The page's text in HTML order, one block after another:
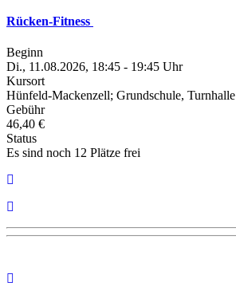
Rücken-Fitness
Beginn
Di., 11.08.2026, 18:45 - 19:45 Uhr
Kursort
Hünfeld-Mackenzell; Grundschule, Turnhalle
Gebühr
46,40 €
Status
Es sind noch 12 Plätze frei